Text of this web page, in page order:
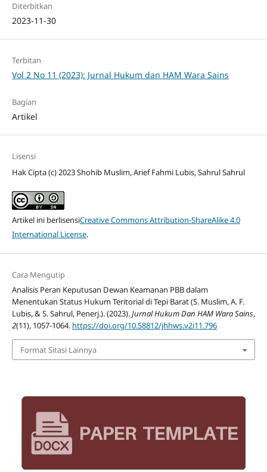
Diterbitkan
2023-11-30
Terbitan
Vol 2 No 11 (2023): Jurnal Hukum dan HAM Wara Sains
Bagian
Artikel
Lisensi
Hak Cipta (c) 2023 Shohib Muslim, Arief Fahmi Lubis, Sahrul Sahrul
Artikel ini berlisensiCreative Commons Attribution-ShareAlike 4.0
International License.
Cara Mengutip
Analisis Peran Keputusan Dewan Keamanan PBB dalam
Menentukan Status Hukum Teritorial di Tepi Barat (S. Muslim, A. F.
Lubis, & S. Sahrul, Penerj.). (2023).Jurnal Hukum Dan HAM Wara Sains,
2(11), 1057-1064. https://doi.org/10.58812/jhhws.v2i11.796
Format Sitasi Lainnya